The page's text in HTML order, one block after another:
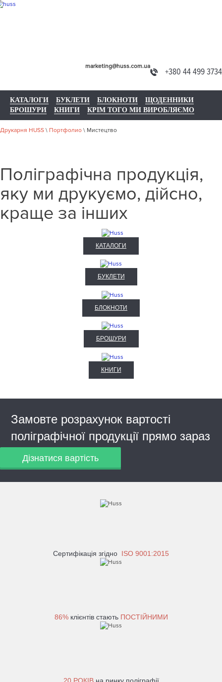
+380 44 499 3734
marketing@huss.com.ua
КАТАЛОГИ БУКЛЕТИ БЛОКНОТИ
ЩОДЕННИКИ
БРОШУРИ
КНИГИ КРІМ ТОГО МИ ВИРОБЛЯЄМО
Друкарня HUSS \ Портфолио \ Мистецтво
Поліграфічна продукція,
яку ми друкуємо, дійсно,
краще за інших
КАТАЛОГИ
БУКЛЕТИ
БЛОКНОТИ
БРОШУРИ
КНИГИ
Замовте розрахунок вартості
поліграфічної продукції прямо зараз
Дізнатися вартість
Сертифікація згідно ISO 9001:2015
86%клієнтів стають ПОСТІЙНИМИ